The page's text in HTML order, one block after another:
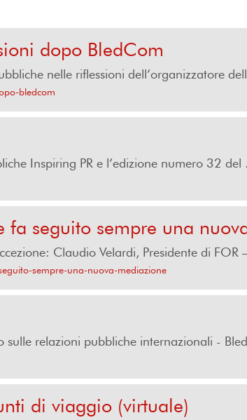
dopo BledCom
nelle riflessioni dell’organizzatore
bledcom
Inspiring PR e l’edizione numero 32 del
seguito sempre una
Claudio Velardi, Presidente di FOR
sempre-una-nuova-mediazione
sulle relazioni pubbliche internazionali -
di viaggio (virtuale)